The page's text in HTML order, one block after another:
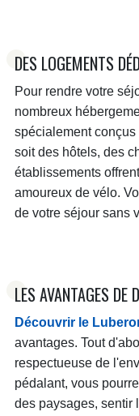
DES LOGEMENTS
Pour rendre votre
nombreux
spécialement
soit des hôtels, des
établissements
amoureux de vélo.
de votre séjour sans
LES AVANTAGES DE
Découvrir le
avantages. Tout
respectueuse de
pédalant, vous
des paysages, sentir